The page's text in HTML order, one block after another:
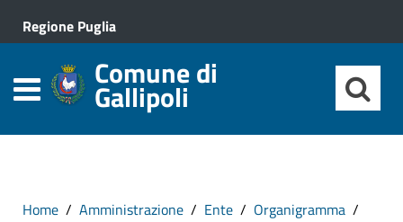
Regione Puglia
Comune di
Gallipoli
Home Amministrazione Ente
Organigramma